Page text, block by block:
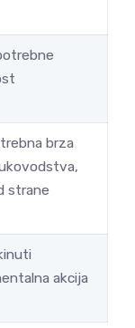
brza
strane
akcija